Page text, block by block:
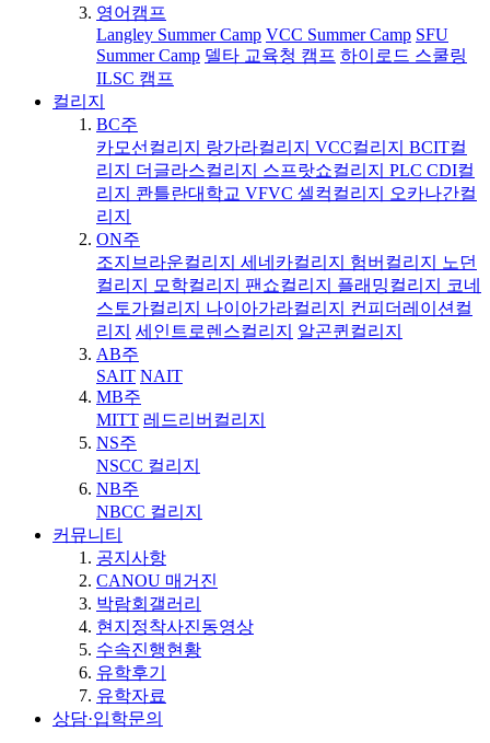
영어캠프
Langley Summer Camp VCC Summer Camp SFU
Summer Camp 델타 교육청 캠프 하이로드 스쿨링
ILSC 캠프
컬리지
BC주
카모선컬리지 랑가라컬리지 VCC컬리지 BCIT컬
리지 더글라스컬리지 스프랏쇼컬리지 PLC CDI컬
리지 콴틀란대학교 VFVC 셀컥컬리지
오카나간컬
리지
ON주
조지브라운컬리지 세네카컬리지 험버컬리지
노던
컬리지
모학컬리지 팬쇼컬리지 플래밍컬리지
코네
스토가컬리지 나이아가라컬리지 컨피더레이션컬
리지 세인트로렌스컬리지
알곤퀸컬리지
AB주
SAIT NAIT
MB주
MITT 레드리버컬리지
NS주
NSCC 컬리지
NB주
NBCC 컬리지
커뮤니티
공지사항
CANOU 매거진
박람회갤러리
현지정착사진동영상
수속진행현황
유학후기
유학자료
상담·입학문의